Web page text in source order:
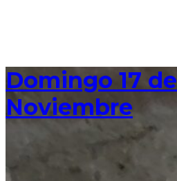
Domingo 17 de
Noviembre